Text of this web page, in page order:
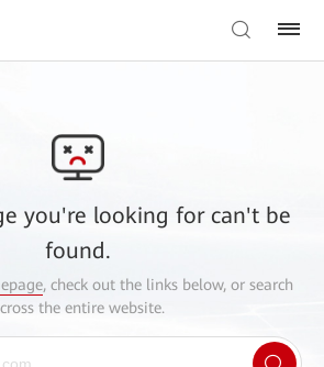
you're looking for can't be
found.
, check out the links below, or search
the entire website.